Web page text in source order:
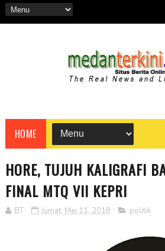
HOME
HORE, TUJUH KALIGRAFI
FINAL MTQ VII KEPRI
BT Jumat, Mei 11, 2018 politik